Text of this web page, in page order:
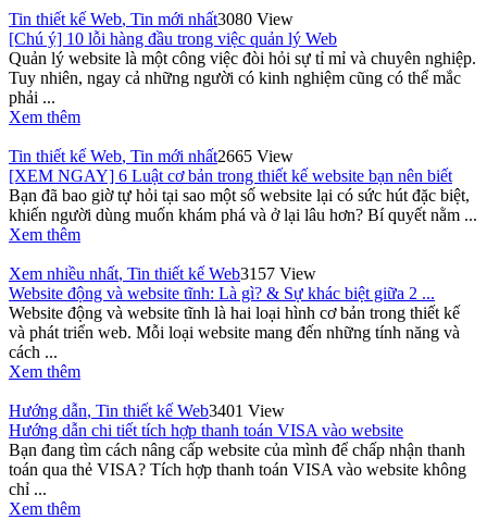
Tin thiết kế Web, Tin mới nhất3080 View
[Chú ý] 10 lỗi hàng đầu trong việc quản lý Web
Quản lý website là một công việc đòi hỏi sự tỉ mỉ và chuyên nghiệp.
Tuy nhiên, ngay cả những người có kinh nghiệm cũng có thể mắc
phải ...
Xem thêm
Tin thiết kế Web, Tin mới nhất2665 View
[XEM NGAY] 6 Luật cơ bản trong thiết kế website bạn nên biết
Bạn đã bao giờ tự hỏi tại sao một số website lại có sức hút đặc biệt,
khiến người dùng muốn khám phá và ở lại lâu hơn? Bí quyết nằm ...
Xem thêm
Xem nhiều nhất, Tin thiết kế Web3157 View
Website động và website tĩnh: Là gì? & Sự khác biệt giữa 2 ...
Website động và website tĩnh là hai loại hình cơ bản trong thiết kế
và phát triển web. Mỗi loại website mang đến những tính năng và
cách ...
Xem thêm
Hướng dẫn, Tin thiết kế Web3401 View
Hướng dẫn chi tiết tích hợp thanh toán VISA vào website
Bạn đang tìm cách nâng cấp website của mình để chấp nhận thanh
toán qua thẻ VISA? Tích hợp thanh toán VISA vào website không
chỉ ...
Xem thêm